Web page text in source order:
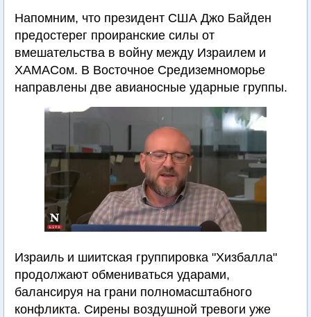
Напомним, что президент США Джо Байден
предостерег проиранские силы от
вмешательства в войну между Израилем и
ХАМАСом. В Восточное Средиземноморье
направлены две авианосные ударные группы.
Израиль и шиитская группировка "Хизбалла"
продолжают обмениваться ударами,
балансируя на грани полномасштабного
конфликта. Сирены воздушной тревоги уже